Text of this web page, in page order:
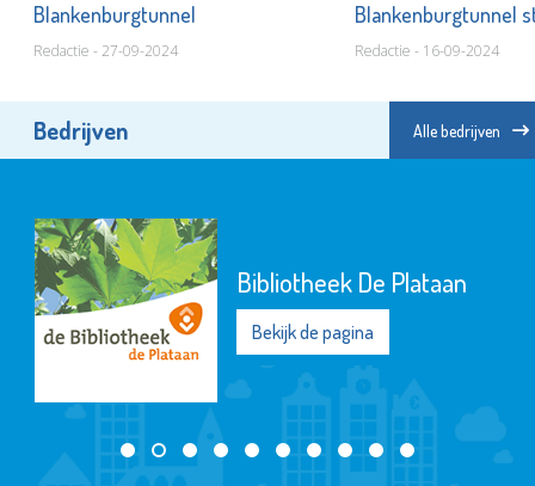
Blankenburgtunnel
Redactie - 27-09-2024
Blankenburgtunnel
Redactie - 16-09-2024
Bedrijven Alle bedrijven
Bibliotheek De Plataan
Bekijk de pagina